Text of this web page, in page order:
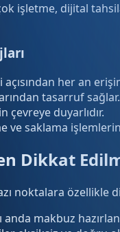
işletme, dijital
her an
tasarruf sağlar.
çevreye duyarlıdır.
ve saklama
Dikkat
noktalara özellikle
anda makbuz